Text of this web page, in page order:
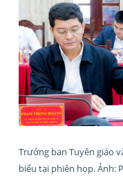
Trưởng ban Tuyên giáo
biểu tại phiên họp. Ảnh: